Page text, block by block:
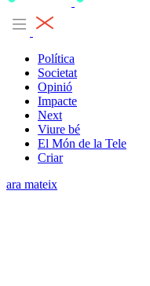
Política
Societat
Opinió
Impacte
Next
Viure bé
El Món de la Tele
Criar
ara mateix